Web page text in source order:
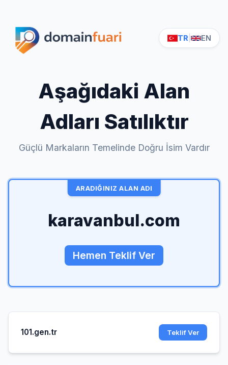
TR EN
Aşağıdaki Alan
Adları Satılıktır
Güçlü Markaların Temelinde Doğru İsim Vardır
ARADIĞINIZ ALAN ADI
karavanbul.com
Hemen Teklif Ver
101.gen.tr Teklif Ver